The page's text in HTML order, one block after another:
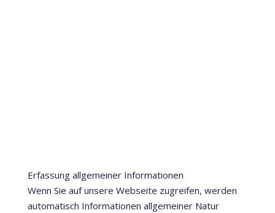
Erfassung allgemeiner Informationen
Wenn Sie auf unsere Webseite zugreifen, werden
automatisch Informationen allgemeiner Natur